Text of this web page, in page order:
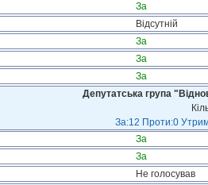
За
Відсутній
За
За
За
Депутатська група
За:12 Проти:0
За
За
Не голосував